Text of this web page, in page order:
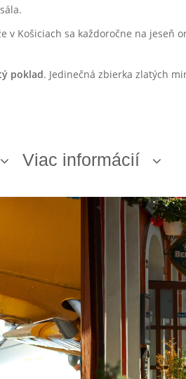
v Košiciach sa každoročne na jeseň
poklad. Jedinečná zbierka zlatých
Viac informácií